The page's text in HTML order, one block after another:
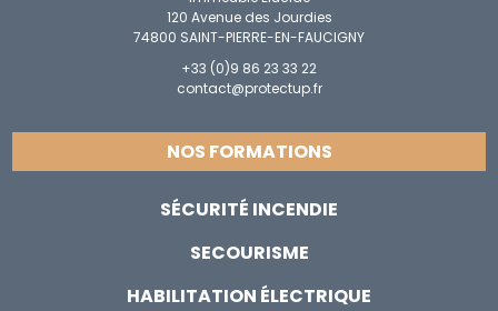
120 Avenue des Jourdies
74800 SAINT-PIERRE-EN-FAUCIGNY
+33 (0)9 86 23 33 22
contact@protectup.fr
NOS FORMATIONS
SÉCURITÉ INCENDIE
SECOURISME
HABILITATION ÉLECTRIQUE